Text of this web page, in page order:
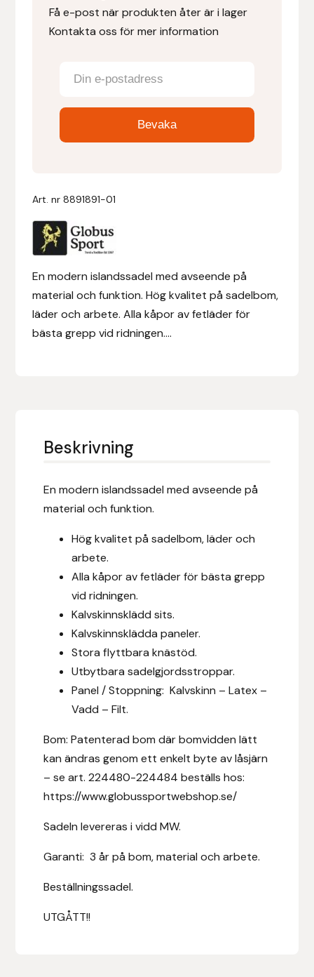
Få e-post när produkten åter är i lager
Kontakta oss för mer information
Art. nr8891891-01
En modern islandssadel med avseende på
material och funktion. Hög kvalitet på sadelbom,
läder och arbete. Alla kåpor av fetläder för
bästa grepp vid ridningen....
Beskrivning
En modern islandssadel med avseende på
material och funktion.
Hög kvalitet på sadelbom, läder och
arbete.
Alla kåpor av fetläder för bästa grepp
vid ridningen.
Kalvskinnsklädd sits.
Kalvskinnsklädda paneler.
Stora flyttbara knästöd.
Utbytbara sadelgjordsstroppar.
Panel / Stoppning: Kalvskinn – Latex –
Vadd – Filt.
Bom: Patenterad bom där bomvidden lätt
kan ändras genom ett enkelt byte av låsjärn
– se art. 224480-224484 beställs hos:
https://www.globussportwebshop.se/
Sadeln levereras i vidd MW.
Garanti: 3 år på bom, material och arbete.
Beställningssadel.
UTGÅTT!!
Denni Design
Ekholm Nordic
Ekol
Eldorado
Equipage
Eric LeTixerant
Fákur Rideudstyr
Furminator
G Boots
Globus Sport